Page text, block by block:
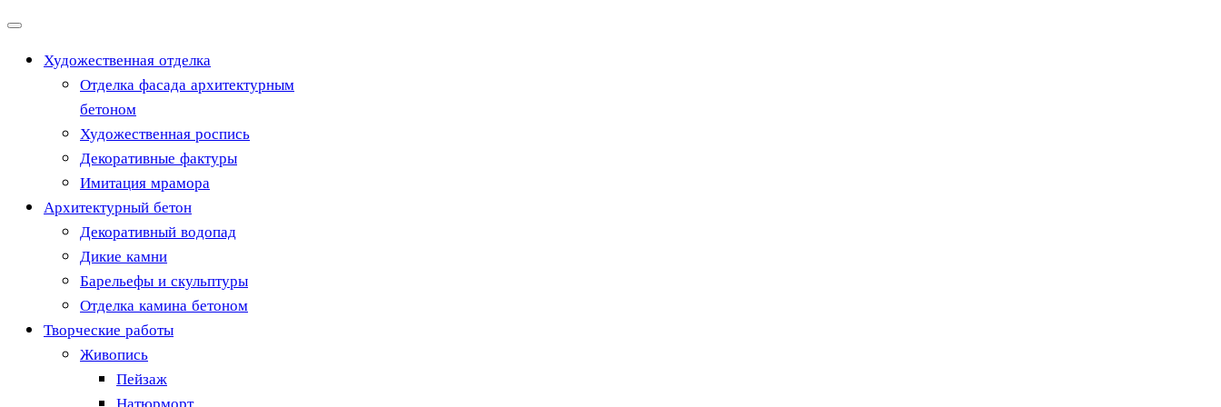
Перейти
содержимому
Художественная отделка
Отделка фасада архитектурным
бетоном
Художественная роспись
Декоративные фактуры
Имитация мрамора
Архитектурный бетон
Декоративный водопад
Дикие камни
Барельефы и скульптуры
Отделка камина бетоном
Творческие работы
Живопись
Пейзаж
Натюрморт